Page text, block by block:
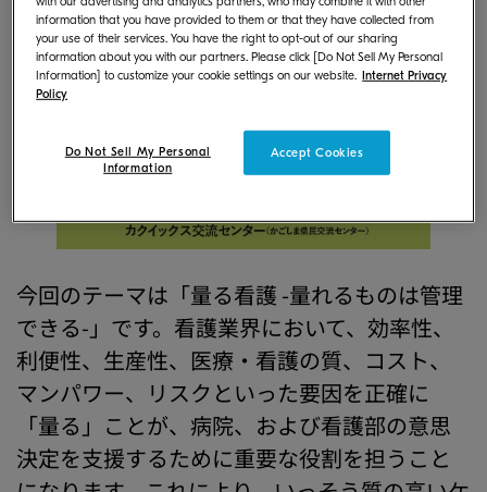
今回のテーマは「量る看護 -量れるものは管理
できる-」です。看護業界において、効率性、
利便性、生産性、医療・看護の質、コスト、
マンパワー、リスクといった要因を正確に
「量る」ことが、病院、および看護部の意思
決定を支援するために重要な役割を担うこと
information that you have provided to them or that they have collected from
your use of their services. You have the right to opt-out of our sharing
information about you with our partners. Please click [Do Not Sell My Personal
Information] to customize your cookie settings on our website.
Internet Privacy
Policy
Accept Cookies
Do Not Sell My Personal
Information